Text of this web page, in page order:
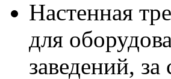
Настенная
для
заведений,